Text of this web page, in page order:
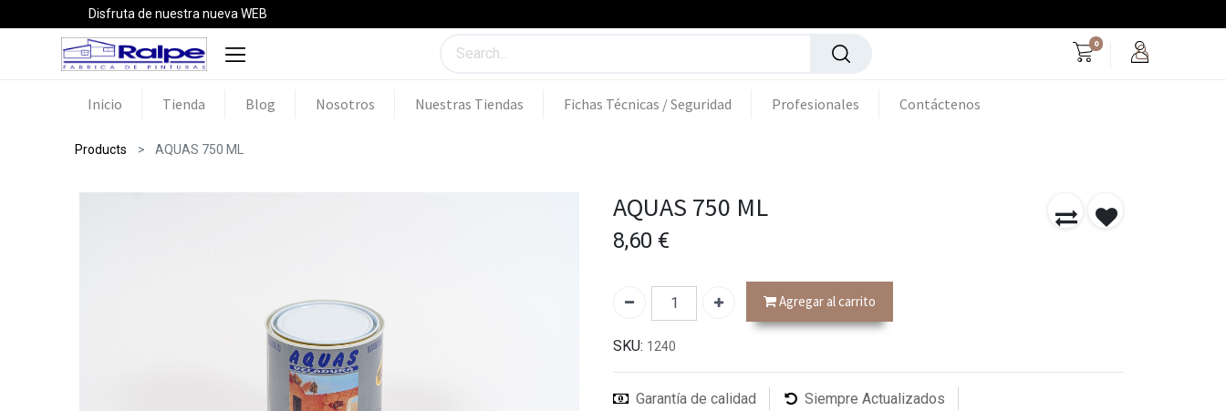
Disfruta de nuestra nueva WEB
0
Inicio Tienda Blog Nosotros Nuestras Tiendas Fichas Técnicas / Seguridad Profesionales Contáctenos
Products AQUAS 750 ML
AQUAS 750 ML
8,60 €
Agregar al carrito
SKU: 1240
Garantía de calidad
Siempre Actualizados